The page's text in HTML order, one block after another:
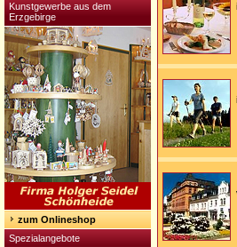
Kunstgewerbe aus dem
Erzgebirge
zum Onlineshop
Spezialangebote